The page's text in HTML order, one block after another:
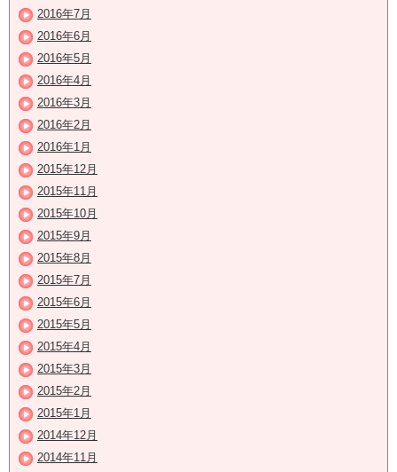
2016年7月
2016年6月
2016年5月
2016年4月
2016年3月
2016年2月
2016年1月
2015年12月
2015年11月
2015年10月
2015年9月
2015年8月
2015年7月
2015年6月
2015年5月
2015年4月
2015年3月
2015年2月
2015年1月
2014年12月
2014年11月